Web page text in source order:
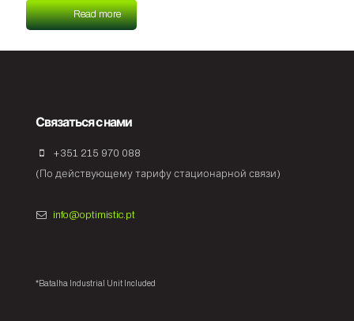
Read more
Связаться с нами
+351 215 970 088
(По действующему тарифу стационарной связи)
info@optimistic.pt
*Batalha Industrial Unit Included